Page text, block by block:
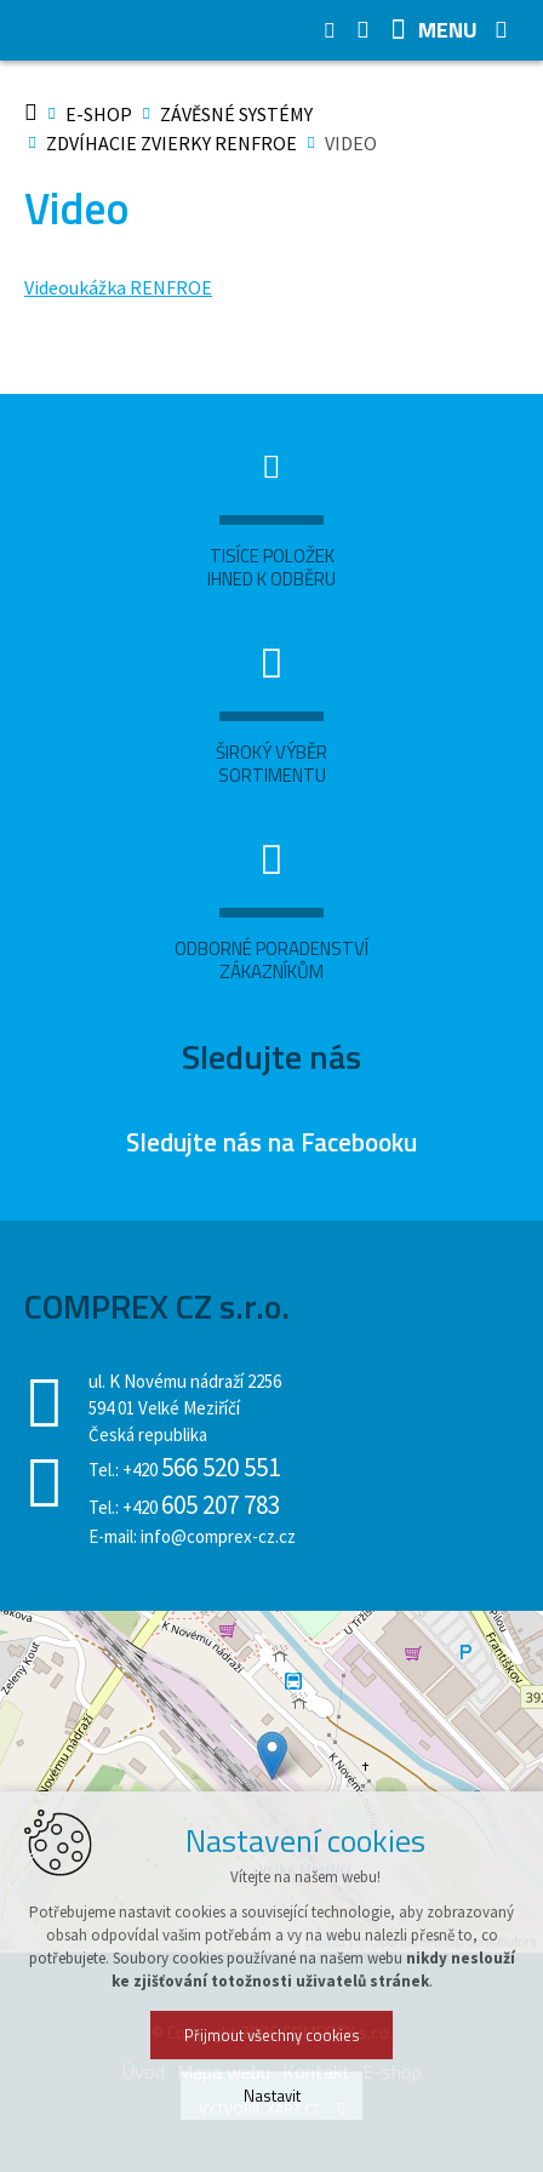
E-SHOP
ZÁVĚSNÉ SYSTÉMY
ZDVÍHACIE ZVIERKY RENFROE
VIDEO
Video
Videoukážka RENFROE
TISÍCE POLOŽEK
IHNED K ODBĚRU
ŠIROKÝ VÝBĚR
SORTIMENTU
ODBORNÉ PORADENSTVÍ
ZÁKAZNÍKŮM
Sledujte nás
Sledujte nás na Facebooku
COMPREX CZ s.r.o.
ul. K Novému nádraží 2256
594 01 Velké Meziříčí
Česká republika
Tel.: +420 566 520 551
Tel.: +420 605 207 783
E-mail: info@comprex-cz.cz
Leaflet| © OpenStreetMap contributors
Nastavení cookies
Vítejte na našem webu!
Potřebujeme nastavit cookies a související technologie, aby zobrazovaný
obsah odpovídal vašim potřebám a vy na webu nalezli přesně to, co
potřebujete. Soubory cookies používané na našem webu nikdy neslouží
ke zjišťování totožnosti uživatelů stránek.
Přijmout všechny cookies
Nastavit
© Copyright 2026 COMPREX s.r.o.
Mapa webu Kontakt
VYTVOŘIL XART.CZ
MENU